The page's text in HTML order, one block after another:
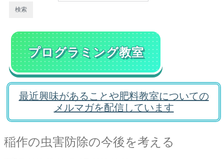
プログラミング教室
最近興味があることや肥料教室についての
メルマガを配信しています
稲作の虫害防除の今後を考える